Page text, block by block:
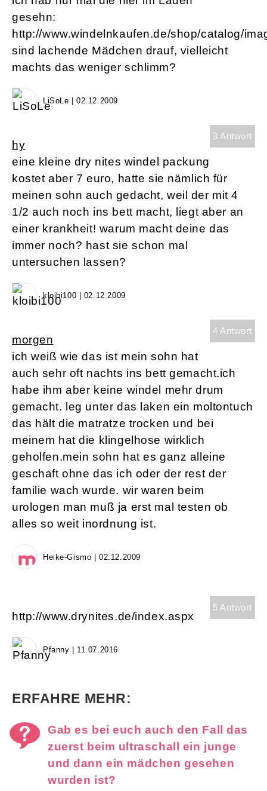
gesehn:
http://www.windelnkaufen.de/shop/catalog/
sind lachende Mädchen drauf, vielleicht
machts das weniger schlimm?
LiSoLe | 02.12.2009
3 Antwort
hy
eine kleine dry nites windel packung
kostet aber 7 euro, hatte sie nämlich für
meinen sohn auch gedacht, weil der mit 4
1/2 auch noch ins bett macht, liegt aber an
einer krankheit! warum macht deine das
immer noch? hast sie schon mal
untersuchen lassen?
kloibi100 | 02.12.2009
4 Antwort
morgen
ich weiß wie das ist mein sohn hat
auch sehr oft nachts ins bett gemacht.ich
habe ihm aber keine windel mehr drum
gemacht. leg unter das laken ein moltontuch
das hält die matratze trocken und bei
meinem hat die klingelhose wirklich
geholfen.mein sohn hat es ganz alleine
geschaft ohne das ich oder der rest der
familie wach wurde. wir waren beim
urologen man muß ja erst mal testen ob
alles so weit inordnung ist.
Heike-Gismo | 02.12.2009
5 Antwort
http://www.drynites.de/index.aspx
Pfanny | 11.07.2016
ERFAHRE MEHR:
Gab es bei euch auch den Fall das
zuerst beim ultraschall ein junge
und dann ein mädchen gesehen
wurden ist?